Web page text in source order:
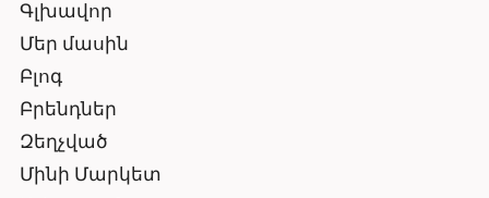
Գլխավոր
Մեր մասին
Բլոգ
Բրենդներ
Զեղչված
Մինի Մարկետ